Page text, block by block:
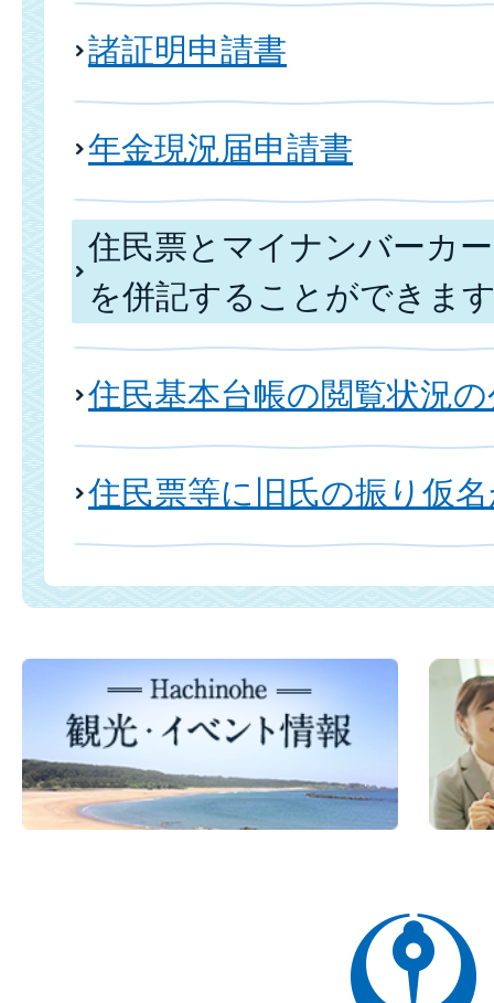
諸証明申請書
年金現況届申請書
住民票とマイナンバーカ
を併記することができま
住民基本台帳の閲覧状況
住民票等に旧氏の振り仮
八
戸